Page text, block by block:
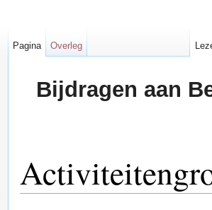
Bijdragen aan
Pagina Overleg